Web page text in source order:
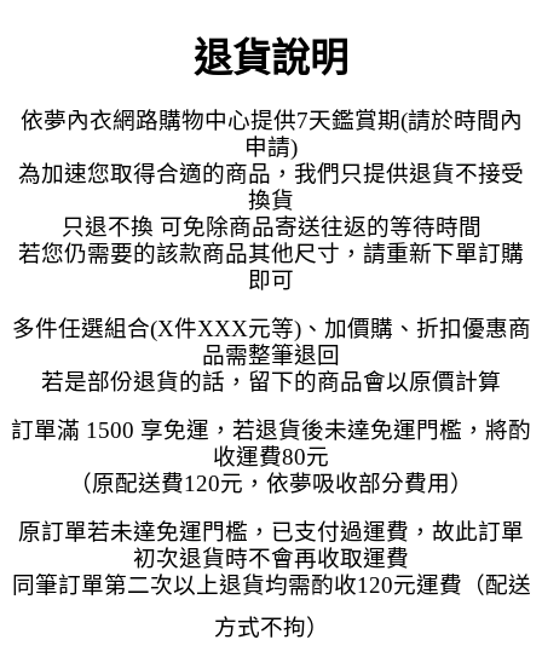
退貨說明
依夢內衣網路購物中心提供7天鑑賞期(請於時間內
申請)
為加速您取得合適的商品，我們只提供退貨不接受
換貨
只退不換 可免除商品寄送往返的等待時間
若您仍需要的該款商品其他尺寸，請重新下單訂購
即可
多件任選組合(X件XXX元等)、加價購、折扣優惠商
品需整筆退回
若是部份退貨的話，留下的商品會以原價計算
訂單滿 1500 享免運，若退貨後未達免運門檻，將酌
收運費80元
（原配送費120元，依夢吸收部分費用）
原訂單若未達免運門檻，已支付過運費，故此訂單
初次退貨時不會再收取運費
同筆訂單第二次以上退貨均需酌收120元運費（配送
方式不拘）